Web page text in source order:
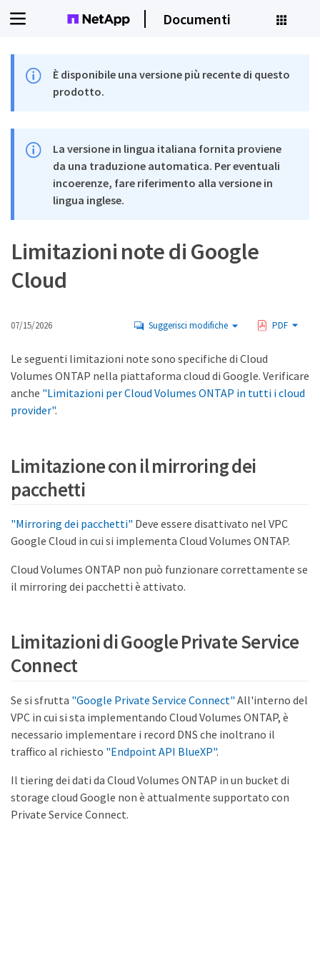
Documenti
È disponibile una versione più recente di questo
prodotto.
La versione in lingua italiana fornita proviene
da una traduzione automatica. Per eventuali
incoerenze, fare riferimento alla versione in
lingua inglese.
Limitazioni note di Google
Cloud
07/15/2026 Suggerisci modifiche PDF
Le seguenti limitazioni note sono specifiche di Cloud
Volumes ONTAP nella piattaforma cloud di Google. Verificare
anche "Limitazioni per Cloud Volumes ONTAP in tutti i cloud
provider".
Limitazione con il mirroring dei
pacchetti
"Mirroring dei pacchetti" Deve essere disattivato nel VPC
Google Cloud in cui si implementa Cloud Volumes ONTAP.
Cloud Volumes ONTAP non può funzionare correttamente se
il mirroring dei pacchetti è attivato.
Limitazioni di Google Private Service
Connect
Se si sfrutta "Google Private Service Connect" All'interno del
VPC in cui si sta implementando Cloud Volumes ONTAP, è
necessario implementare i record DNS che inoltrano il
traffico al richiesto "Endpoint API BlueXP".
Il tiering dei dati da Cloud Volumes ONTAP in un bucket di
storage cloud Google non è attualmente supportato con
Private Service Connect.